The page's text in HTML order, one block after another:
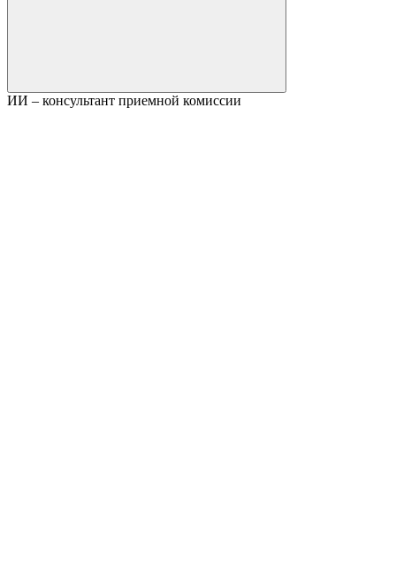
ИИ – консультант приемной комиссии